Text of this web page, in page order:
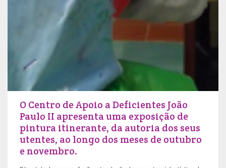
O Centro de Apoio a Deficientes João
Paulo II apresenta uma exposição de
pintura itinerante, da autoria dos seus
utentes, ao longo dos meses de outubro
e novembro.